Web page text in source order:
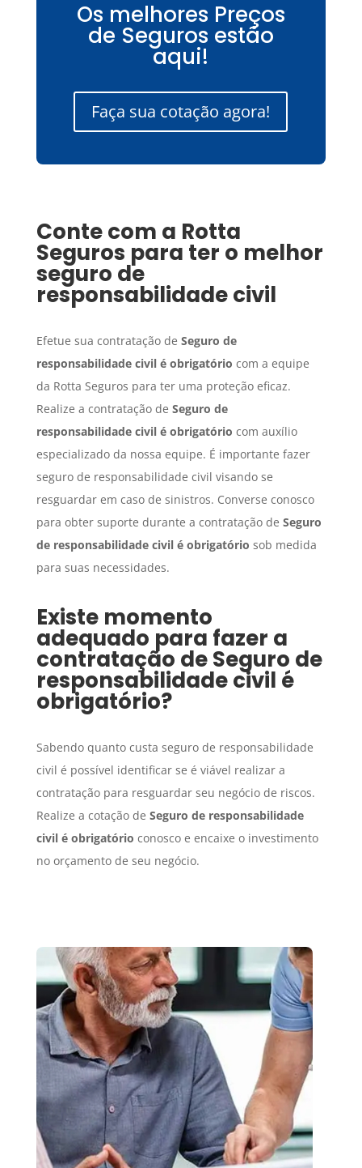
Os melhores Preços
de Seguros estão
aqui!
Faça sua cotação agora!
Conte com a Rotta
Seguros para ter o melhor
seguro de
responsabilidade civil
Efetue sua contratação de Seguro de
responsabilidade civil é obrigatório com a equipe
da Rotta Seguros para ter uma proteção eficaz.
Realize a contratação de Seguro de
responsabilidade civil é obrigatório com auxílio
especializado da nossa equipe. É importante fazer
seguro de responsabilidade civil visando se
resguardar em caso de sinistros. Converse conosco
para obter suporte durante a contratação de Seguro
de responsabilidade civil é obrigatório sob medida
para suas necessidades.
Existe momento
adequado para fazer a
contratação deSeguro de
responsabilidade civil é
obrigatório?
Sabendo quanto custa seguro de responsabilidade
civil é possível identificar se é viável realizar a
contratação para resguardar seu negócio de riscos.
Realize a cotação de Seguro de responsabilidade
civil é obrigatório conosco e encaixe o investimento
no orçamento de seu negócio.